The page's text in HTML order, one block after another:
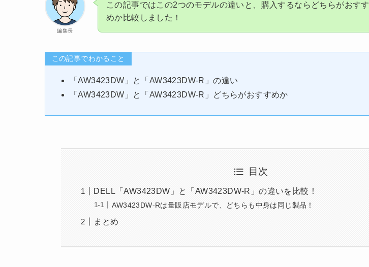
編集長
この記事ではこの2つのモデルの違いと、購入するならどちらがおすす
めか比較しました！
この記事でわかること
「AW3423DW」と「AW3423DW-R」の違い
「AW3423DW」と「AW3423DW-R」どちらがおすすめか
目次
DELL「AW3423DW」と「AW3423DW-R」の違いを比較！
AW3423DW-Rは量販店モデルで、どちらも中身は同じ製品！
まとめ